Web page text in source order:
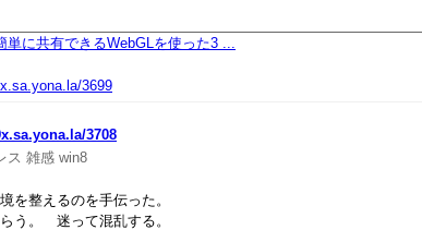
単に共有できるWebGLを使った3 ...
3699
3708
ス 雑感 win8
を整えるのを手伝った。
う。 迷って混乱する。